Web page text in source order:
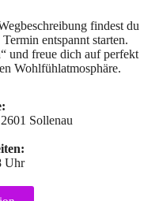
findest du
entspannt starten.
und freue dich auf perfekt
Wohlfühlatmosphäre.
Sollenau
Uhr